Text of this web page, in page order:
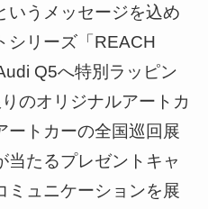
いうメッセージを込め
シリーズ「REACH
Q5へ特別ラッピン
のオリジナルアートカ
ートカーの全国巡回展
当たるプレゼントキャ
ミュニケーションを展